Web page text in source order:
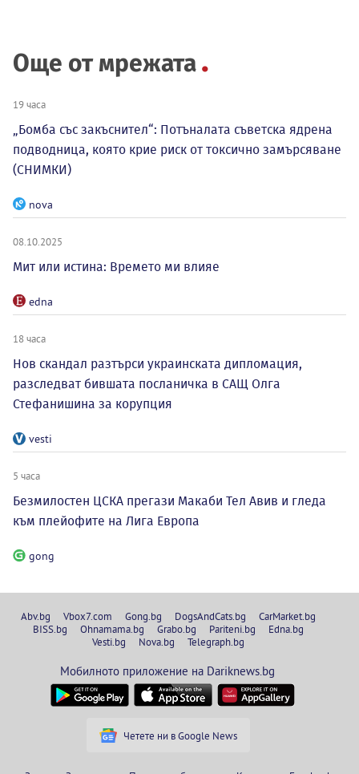
Още от мрежата
19 часа
„Бомба със закъснител“: Потъналата съветска ядрена
подводница, която крие риск от токсично замърсяване
(СНИМКИ)
nova
08.10.2025
Мит или истина: Времето ми влияе
edna
18 часа
Нов скандал разтърси украинската дипломация,
разследват бившата посланичка в САЩ Олга
Стефанишина за корупция
vesti
5 часа
Безмилостен ЦСКА прегази Макаби Тел Авив и гледа
към плейофите на Лига Европа
gong
Abv.bg Vbox7.com Gong.bg DogsAndCats.bg
CarMarket.bg
BISS.bg
Ohnamama.bg Grabo.bg Pariteni.bg
Edna.bg
Vesti.bg
Nova.bg Telegraph.bg
Мобилното приложение на Dariknews.bg
Четете ни в Google News